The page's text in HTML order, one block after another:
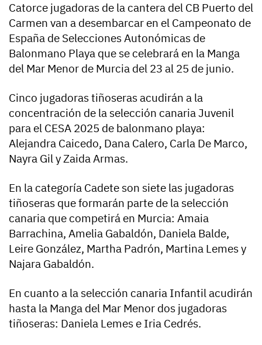
Catorce jugadoras de la cantera del CB Puerto del
Carmen van a desembarcar en el Campeonato de
España de Selecciones Autonómicas de
Balonmano Playa que se celebrará en la Manga
del Mar Menor de Murcia del 23 al 25 de junio.
Cinco jugadoras tiñoseras acudirán a la
concentración de la selección canaria Juvenil
para el CESA 2025 de balonmano playa:
Alejandra Caicedo, Dana Calero, Carla De Marco,
Nayra Gil y Zaida Armas.
En la categoría Cadete son siete las jugadoras
tiñoseras que formarán parte de la selección
canaria que competirá en Murcia: Amaia
Barrachina, Amelia Gabaldón, Daniela Balde,
Leire González, Martha Padrón, Martina Lemes y
Najara Gabaldón.
En cuanto a la selección canaria Infantil acudirán
hasta la Manga del Mar Menor dos jugadoras
tiñoseras: Daniela Lemes e Iria Cedrés.